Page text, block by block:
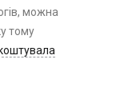
можна
тому